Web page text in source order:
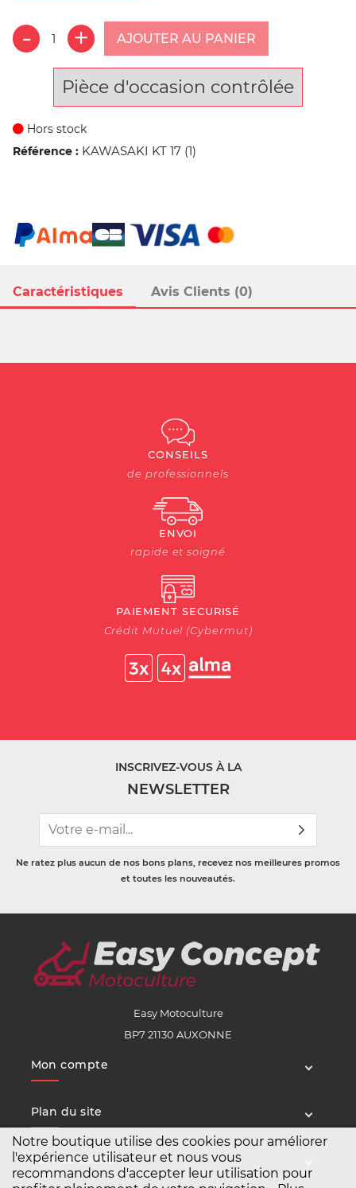
Notre boutique utilise des cookies pour améliorer
l'expérience utilisateur et nous vous
recommandons d'accepter leur utilisation pour
Caractéristiques Avis Clients (0)
AJOUTER AU PANIER
Pièce d'occasion contrôlée
Hors stock
Référence : KAWASAKI KT 17 (1)
CONSEILS
de professionnels
ENVOI
rapide et soigné
PAIEMENT SECURISÉ
Crédit Mutuel (Cybermut)
INSCRIVEZ-VOUS À LA
NEWSLETTER
Ne ratez plus aucun de nos bons plans, recevez nos meilleures promos
et toutes les nouveautés.
Easy Motoculture
BP7 21130 AUXONNE
Mon compte
Plan du site
Service client